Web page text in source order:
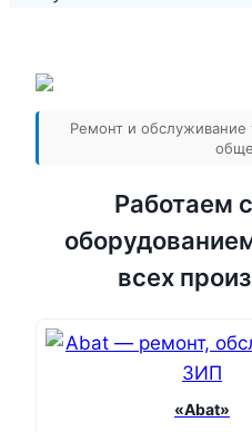
Ремонт и обслуживание
Работаем
всех
«Abat»